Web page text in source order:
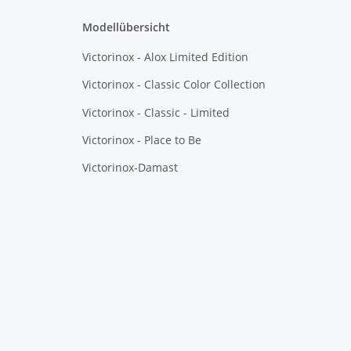
Modellübersicht
Victorinox - Alox Limited Edition
Victorinox - Classic Color Collection
Victorinox - Classic - Limited
Victorinox - Place to Be
Victorinox-Damast